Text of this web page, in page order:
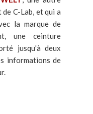
C-Lab, et qui a
la marque de
une ceinture
jusqu'à deux
informations de